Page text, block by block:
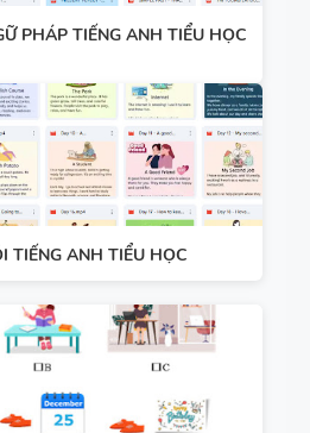
PHÁP TIẾNG ANH TIỂU HỌC
TIẾNG ANH TIỂU HỌC